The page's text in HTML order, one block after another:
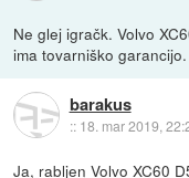
Ne glej igračk. Volvo
ima tovarniško garancijo.
barakus
:: 18. mar 2019,
Ja, rabljen Volvo XC60